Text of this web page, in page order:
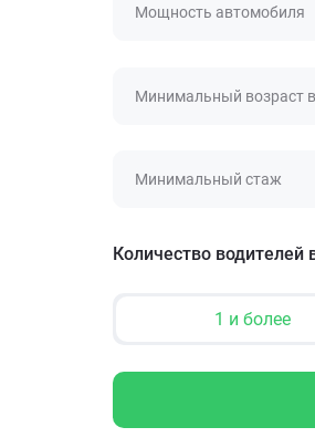
Мощность автомобиля
Минимальный возраст
Минимальный стаж
Количество водителей
1 и более